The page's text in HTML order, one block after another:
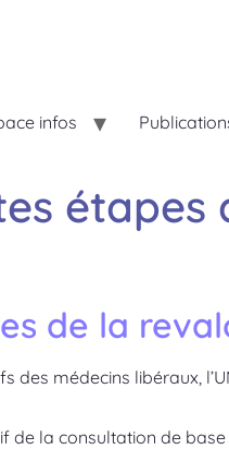
infos
étapes
de la
médecins libéraux,
de la consultation de